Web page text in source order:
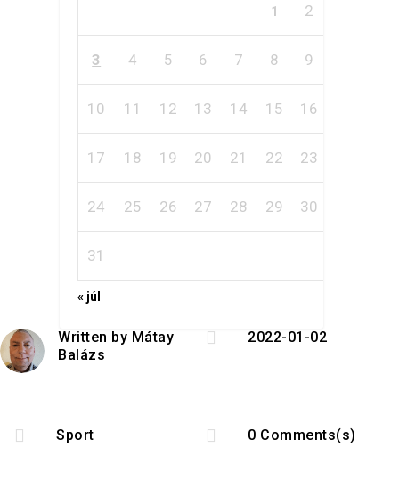
1 2
3 4 5 6 7 8 9
10 11 12 13 14 15 16
17 18 19 20 21 22 23
24 25 26 27 28 29 30
31
« júl
Written by Mátay
Balázs
 2022-01-02
 Sport  0 Comments(s)